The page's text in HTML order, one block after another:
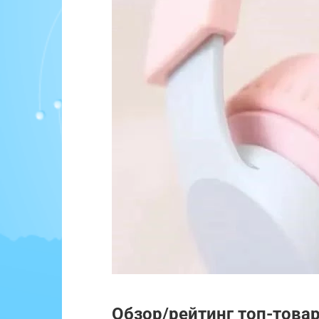
Обзор/рейтинг топ-